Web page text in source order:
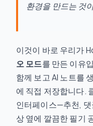
환경을 만드는 것
이것이 바로 우리가
오 모드를 만든 이유
함께 보고 AI 노트를
에 직접 저장합니다.
인터페이스—추천, 댓
상 옆에 깔끔한 필기